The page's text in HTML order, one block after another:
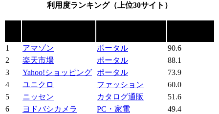
利用度ランキング（上位30サイト）
1
アマゾン ポータル
90.6
2
楽天市場 ポータル
88.1
3
Yahoo!ショッピング ポータル
73.9
4
ユニクロ ファッション
60.0
5
ニッセン カタログ通販
51.6
6
ヨドバシカメラ PC・家電
49.4